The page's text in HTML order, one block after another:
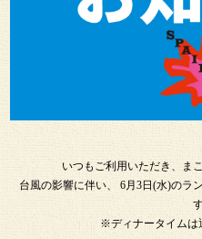
いつもご利用いただき、ま
台風の影響に伴い、 6月3日(水)のラ
※ディナータイムは